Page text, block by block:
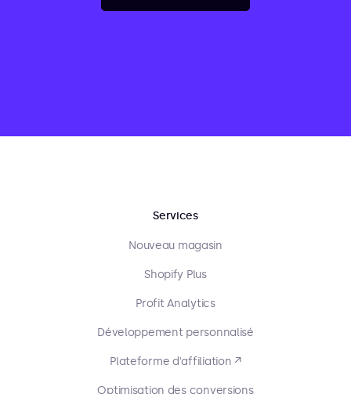
Services
Nouveau magasin
Shopify Plus
Profit Analytics
Développement personnalisé
Plateforme d'affiliation ↗
Optimisation des conversions